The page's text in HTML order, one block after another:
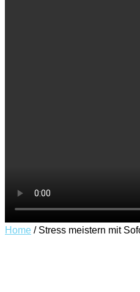
Home / Stress meistern mit